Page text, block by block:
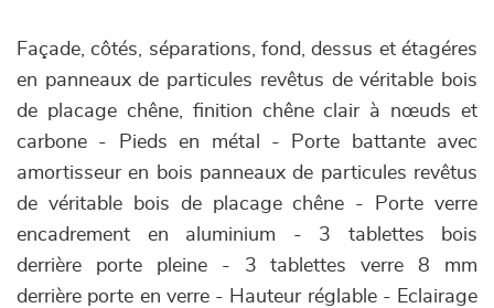
Façade, côtés, séparations, fond, dessus et étagéres
en panneaux de particules revêtus de véritable bois
de placage chêne, finition chêne clair à nœuds et
carbone - Pieds en métal - Porte battante avec
amortisseur en bois panneaux de particules revêtus
de véritable bois de placage chêne - Porte verre
encadrement en aluminium - 3 tablettes bois
derrière porte pleine - 3 tablettes verre 8 mm
derrière porte en verre - Hauteur réglable - Eclairage